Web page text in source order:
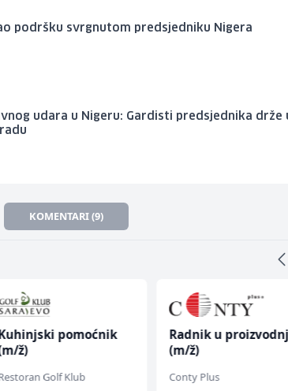
podršku svrgnutom predsjedniku Nigera
udara u Nigeru: Gardisti predsjednika drže
KOMENTARI (9)
pomoćnik
ž)
Golf Klub
Radnik u
(m/ž)
Conty Plus